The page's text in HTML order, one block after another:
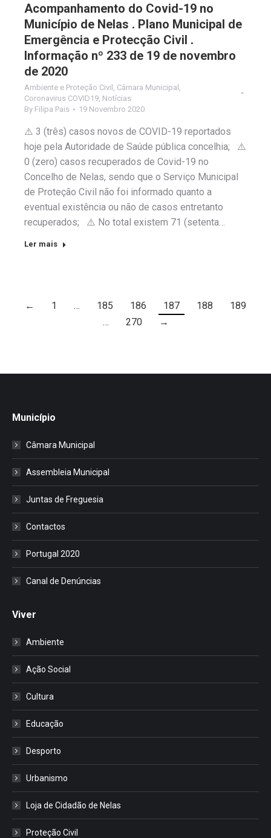
Acompanhamento do Covid-19 no
Município de Nelas . Plano Municipal de
Emergência e Protecção Civil .
Informação nº 233 de 19 de novembro
de 2020
Ambiente e Proteção Civil Câmara Municipal
Coronavirus COVID19 Notícias
By Filipa Pais 19 Novembro 2020
⚠️ 3 (três) casos novos de COVID-19 reportados
hoje pela Autoridade de Saúde pública concelhia; ⚠️
0 (zero) casos recuperados de Covid-19 no
Concelho de Nelas, sendo que o Serviço Municipal
de Proteção Civil não foi informado quanto a
eventual existência ou não de casos entretanto
recuperados; ⚠️ No total existem 71 (setenta…
Ler mais
← 1 … 185 186 187 188
189
…
270 →
Município
Câmara Municipal
Assembleia Municipal
Juntas de Freguesia
Contactos
Portugal 2020
Canal de Denúncias
Viver
Ambiente
Ação Social
Cultura
Educação
Desporto
Urbanismo
Loja de Cidadão de Nelas
Proteção Civil